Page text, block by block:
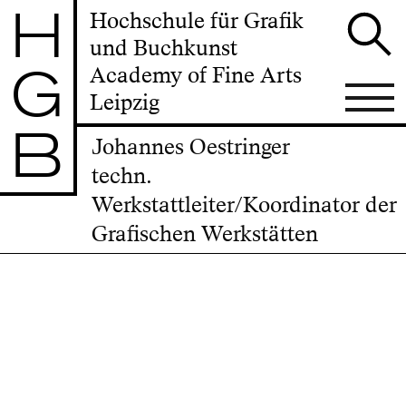
H
G
B
Hochschule für Grafik
und Buchkunst
Academy of Fine Arts
Leipzig
Johannes Oestringer
techn.
Werkstattleiter/Koordinator der
Grafischen Werkstätten